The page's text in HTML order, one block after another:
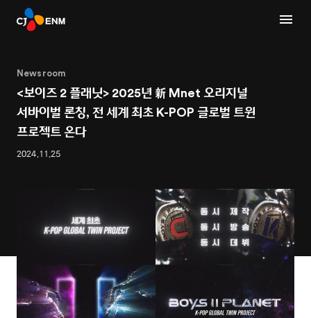
Newsroom
<보이즈 2 플래닛> 2025년 新 Mnet 오리지널
서바이벌 론칭, 전 세계 최초 K-POP 글로벌 트윈
프로젝트 온다
2024.11.25